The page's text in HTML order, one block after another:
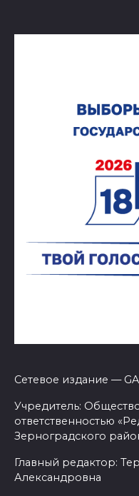
Сетевое издание —
Учредитель:
ответственностью
Зерноградского
Главный редактор:
Александровна